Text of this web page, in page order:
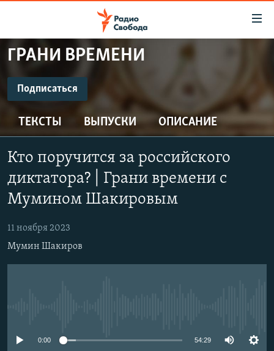
упрощенного
Вернуться
основному
содержанию
Вернутся
главной
навигации
поиску
ПРОГРАММЫ
ПОДКАСТЫ
МНЕНИЯ
КУЛЬТУРА
IDEL.РЕАЛИИ
СЕВЕР.РЕАЛИИ
СИБИРЬ.РЕАЛИИ
СОЦИАЛЬНЫЕ СЕТИ
ГРАНИ ВРЕМЕНИ
Подписаться
ПОДПИСАТЬСЯ
CastBox
ТЕКСТЫ ВЫПУСКИ ОПИСАНИЕ
Кто поручится за российского
диктатора? | Грани времени с
Мумином Шакировым
11 ноября 2023
Мумин Шакиров
0:00 54:29